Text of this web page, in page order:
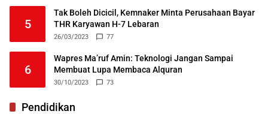
5
Tak Boleh Dicicil, Kemnaker Minta Perusahaan Bayar
THR Karyawan H-7 Lebaran
26/03/2023 77
6
Wapres Ma’ruf Amin: Teknologi Jangan Sampai
Membuat Lupa Membaca Alquran
30/10/2023 73
Pendidikan